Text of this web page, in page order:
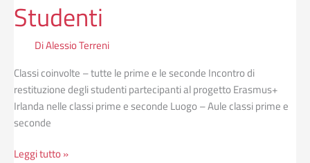
Studenti
DiAlessio Terreni
Classi coinvolte – tutte le prime e le seconde Incontro di
restituzione degli studenti partecipanti al progetto Erasmus+
Irlanda nelle classi prime e seconde Luogo – Aule classi prime e
seconde
Leggi tutto »